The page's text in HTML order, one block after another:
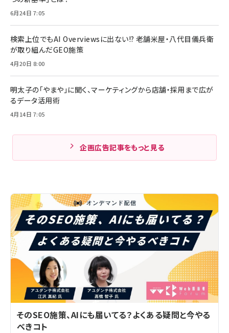
6月24日 7:05
検索上位でもAI Overviewsに出ない!? 老舗米屋・八代目儀兵衛
が取り組んだGEO施策
4月20日 8:00
明太子の「やまや」に聞く、マーケティングから店舗・採用まで広が
るデータ活用術
4月14日 7:05
企画広告記事をもっと見る
そのSEO施策、AIにも届いてる？よくある疑問と今やる
べきコト